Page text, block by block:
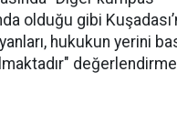
olduğu gibi
hukukun yerini